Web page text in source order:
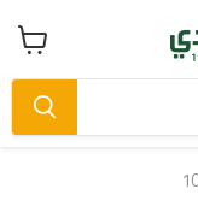
عرض
سلة